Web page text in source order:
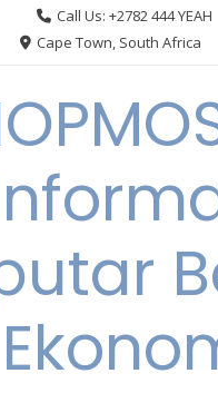
Call Us: +2782 444 YEAH
Cape Town, South Africa